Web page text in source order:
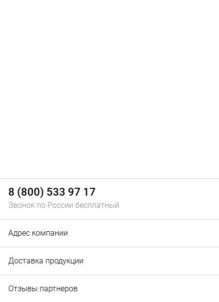
8 (800) 533 97 17
Звонок по России бесплатный
Адрес компании
Доставка продукции
Отзывы партнеров